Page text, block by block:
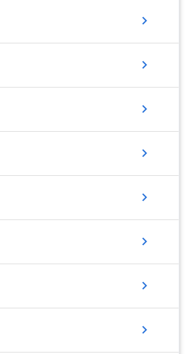
chevron_right
chevron_right
chevron_right
chevron_right
chevron_right
chevron_right
chevron_right
chevron_right